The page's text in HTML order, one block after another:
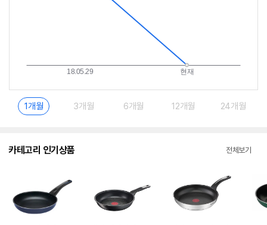
1개월 3개월 6개월 12개월 24개월
카테고리 인기상품 전체보기